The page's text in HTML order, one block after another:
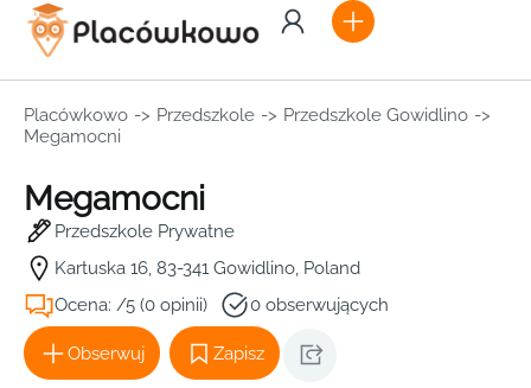
Placówkowo -> Przedszkole -> Przedszkole Gowidlino ->
Megamocni
Megamocni
Przedszkole Prywatne
Kartuska 16, 83-341 Gowidlino, Poland
Ocena: /5 (0 opinii)
0 obserwujących
Obserwuj Zapisz